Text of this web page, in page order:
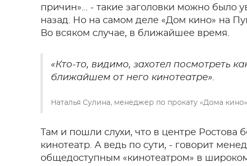
причин»... - такие заголовки можно было
назад. Но на самом деле «Дом кино» на
Во всяком случае, в ближайшее время.
«Кто-то, видимо, захотел посмотреть
ближайшем от него кинотеатре».
Наталья Сулина, менеджер по прокату «Дома кино»
Там и пошли слухи, что в центре
кинотеатр. А ведь по сути, - говорит
общедоступным «кинотеатром» в